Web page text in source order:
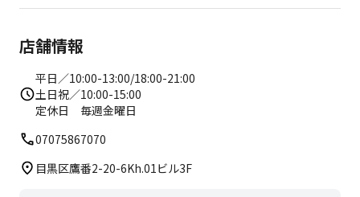
店舗情報
平日／10:00-13:00/18:00-21:00
土日祝／10:00-15:00
定休日 毎週金曜日
07075867070
目黒区鷹番2-20-6Kh.01ビル3F